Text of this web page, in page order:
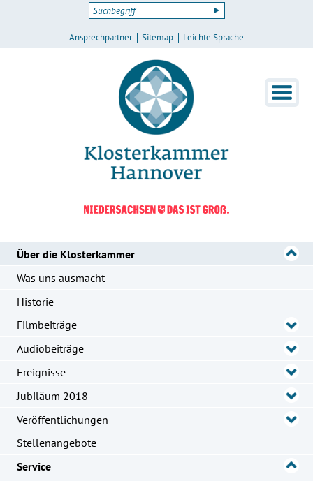
Ansprechpartner Sitemap Leichte Sprache
Über die Klosterkammer
Was uns ausmacht
Historie
Filmbeiträge
Audiobeiträge
Ereignisse
Jubiläum 2018
Veröffentlichungen
Stellenangebote
Service